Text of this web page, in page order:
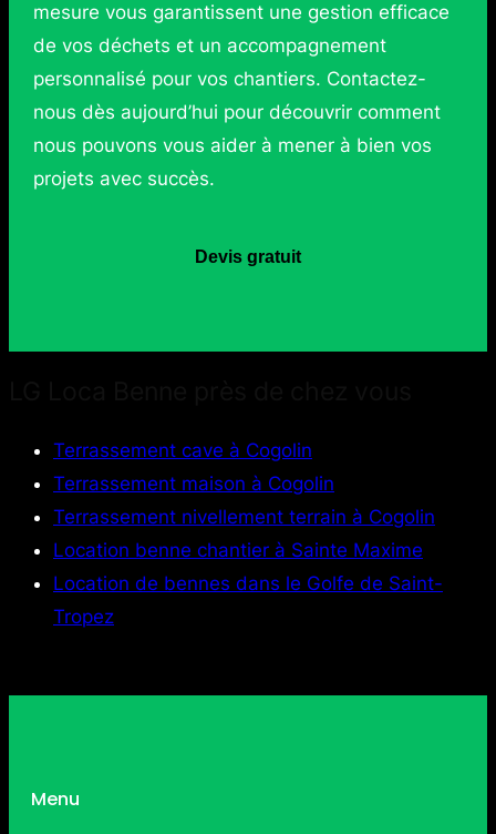
mesure vous garantissent une gestion efficace
de vos déchets et un accompagnement
personnalisé pour vos chantiers. Contactez-
nous dès aujourd’hui pour découvrir comment
nous pouvons vous aider à mener à bien vos
projets avec succès.
Devis gratuit
Terrassement cave à Cogolin
Terrassement maison à Cogolin
Terrassement nivellement terrain à Cogolin
Location benne chantier à Sainte Maxime
Location de bennes dans le Golfe de Saint-
Tropez
Menu